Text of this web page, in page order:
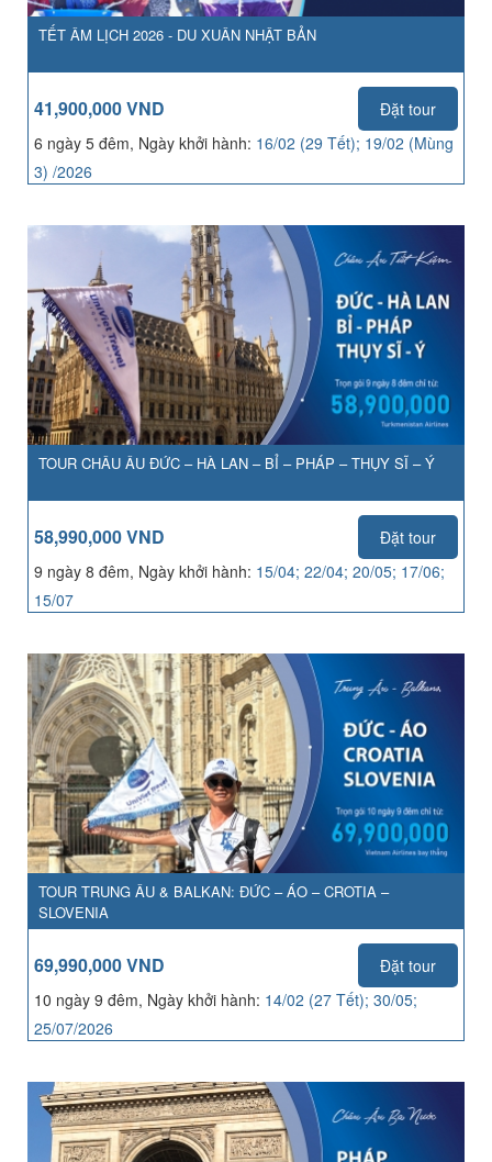
TẾT ÂM LỊCH 2026 - DU XUÂN NHẬT BẢN
41,900,000 VND
Đặt tour
6 ngày 5 đêm, Ngày khởi hành: 16/02 (29 Tết); 19/02 (Mùng
3) /2026
TOUR CHÂU ÂU ĐỨC – HÀ LAN – BỈ – PHÁP – THỤY SĨ – Ý
58,990,000 VND
Đặt tour
9 ngày 8 đêm, Ngày khởi hành: 15/04; 22/04; 20/05; 17/06;
15/07
TOUR TRUNG ÂU & BALKAN: ĐỨC – ÁO – CROTIA –
SLOVENIA
69,990,000 VND
Đặt tour
10 ngày 9 đêm, Ngày khởi hành: 14/02 (27 Tết); 30/05;
25/07/2026